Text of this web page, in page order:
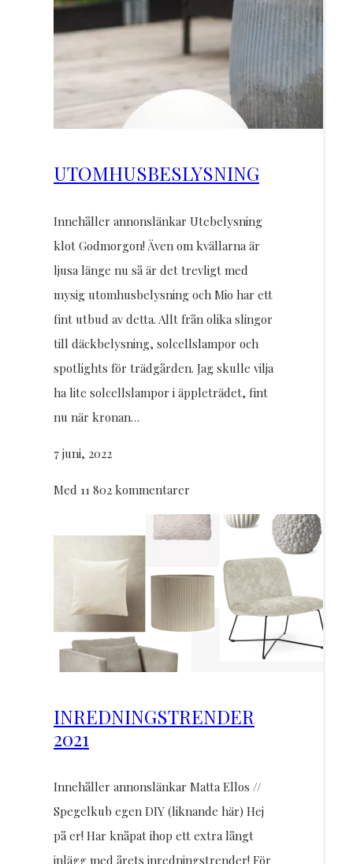
UTOMHUSBESLYSNING
Innehåller annonslänkar Utebelysning
klot Godmorgon! Även om kvällarna är
ljusa länge nu så är det trevligt med
mysig utomhusbelysning och Mio har ett
fint utbud av detta. Allt från olika slingor
till däckbelysning, solcellslampor och
spotlights för trädgården. Jag skulle vilja
ha lite solcellslampor i äppleträdet, fint
nu när kronan…
7 juni, 2022
Med 11 802 kommentarer
INREDNINGSTRENDER
2021
Innehåller annonslänkar Matta Ellos //
Spegelkub egen DIY (liknande här) Hej
på er! Har knåpat ihop ett extra långt
inlägg med årets inredningstrender! För